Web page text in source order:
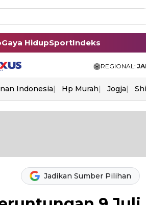
Gaya HidupSportIndeks
REGIONAL:
Indonesia Hp Murah Jogja
Jadikan Sumber Pilihan